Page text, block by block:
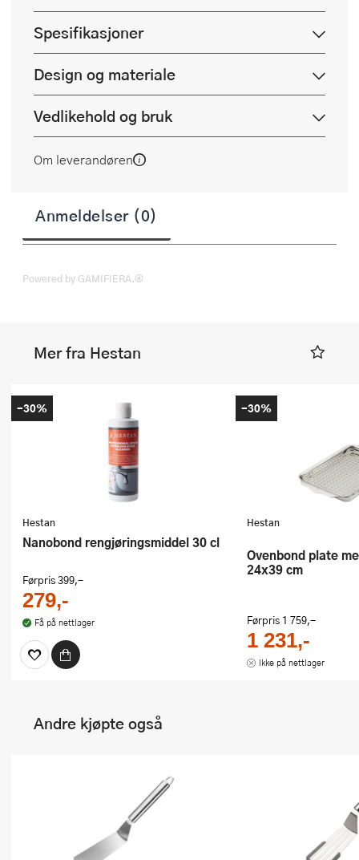
Spesifikasjoner
Design og materiale
Vedlikehold og bruk
Om leverandøren
Anmeldelser (0)
Powered by GAMIFIERA.®
Mer fra Hestan
Hestan
Nanobond rengjøringsmiddel 30 cl
Førpris399,-
279,-
Få på nettlager
-30%
Hestan
Ovenbond plate med avkjølingsrist
24x39 cm
Førpris 1 759,-
1 231,-
Ikke på nettlager
-30%
Andre kjøpte også